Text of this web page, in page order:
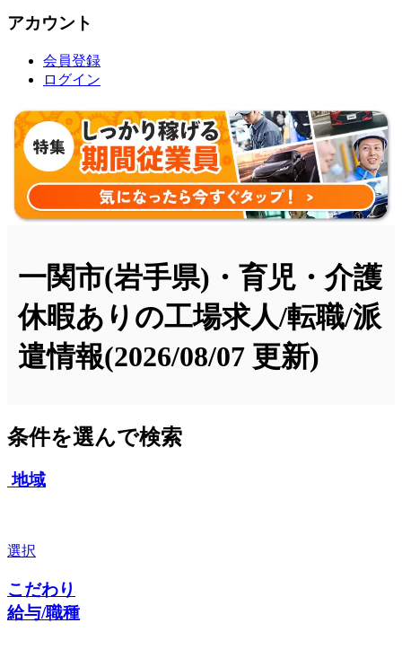
アカウント
会員登録
ログイン
一関市(岩手県)・育児・介護
休暇ありの工場求人/転職/派
遣情報(2026/08/07 更新)
条件を選んで検索
地域
選択
こだわり
給与/職種